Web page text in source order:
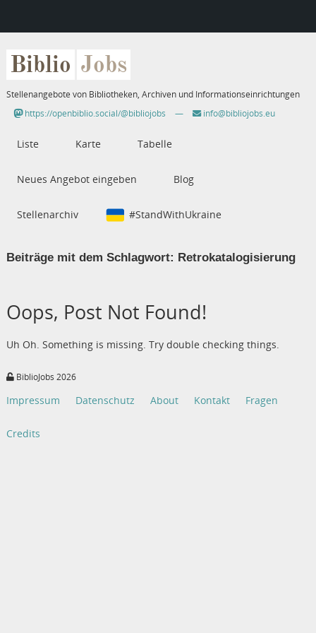
Biblio Jobs
Stellenangebote von Bibliotheken, Archiven und Informationseinrichtungen
https://openbiblio.social/@bibliojobs
— info@bibliojobs.eu
Liste Karte Tabelle
Neues Angebot eingeben Blog
Stellenarchiv #StandWithUkraine
Beiträge mit dem Schlagwort: Retrokatalogisierung
Oops, Post Not Found!
Uh Oh. Something is missing. Try double checking things.
BiblioJobs 2026
Impressum Datenschutz About Kontakt Fragen
Credits